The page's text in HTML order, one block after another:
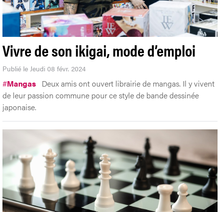
Vivre de son ikigai, mode d’emploi
Publié le Jeudi 08 févr. 2024
#Mangas Deux amis ont ouvert librairie de mangas. Il y vivent
de leur passion commune pour ce style de bande dessinée
japonaise.